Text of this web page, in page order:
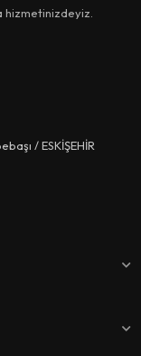
hizmetinizdeyiz.
/ ESKİŞEHİR